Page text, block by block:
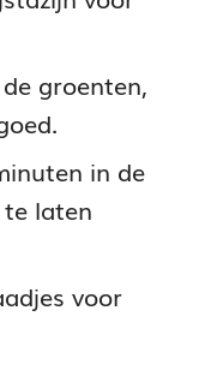
groenten,
in de
laten
voor